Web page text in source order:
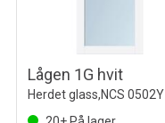
Lågen 1G hvit
Herdet glass,NCS 0502Y